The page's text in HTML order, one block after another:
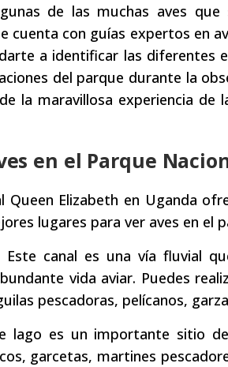
de las muchas aves
cuenta con guías expertos en
a identificar las diferentes
del parque durante la
la maravillosa experiencia de
en el Parque
Queen Elizabeth en Uganda
lugares para ver aves en el
Este canal es una vía fluvial
vida aviar. Puedes
pescadoras, pelícanos,
lago es un importante sitio
garcetas, martines